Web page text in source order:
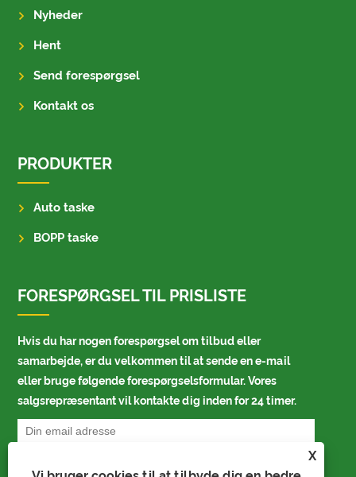
X
Nyheder
Hent
Send forespørgsel
Kontakt os
PRODUKTER
Auto taske
BOPP taske
FORESPØRGSEL TIL PRISLISTE
Hvis du har nogen forespørgsel om tilbud eller
samarbejde, er du velkommen til at sende en e-mail
eller bruge følgende forespørgselsformular. Vores
salgsrepræsentant vil kontakte dig inden for 24 timer.